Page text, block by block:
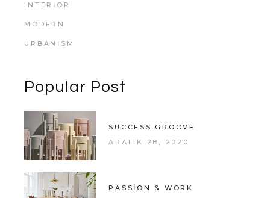
INTERIOR
MODERN
URBANISM
Popular Post
SUCCESS GROOVE
ARALIK 28, 2020
PASSION & WORK